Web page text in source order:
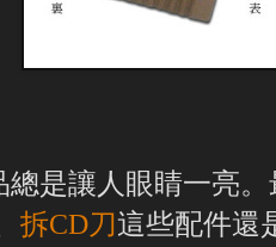
總是讓人眼睛一亮
拆CD刀這些配件還